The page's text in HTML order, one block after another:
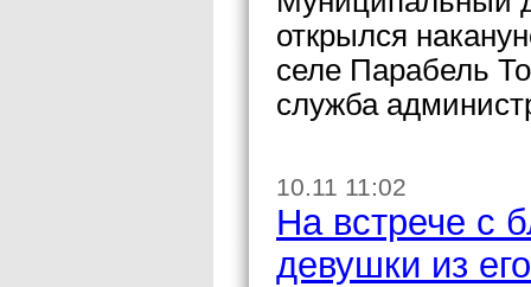
открылся
селе Парабель
служба
10.11 11:02
На встрече с
девушки из